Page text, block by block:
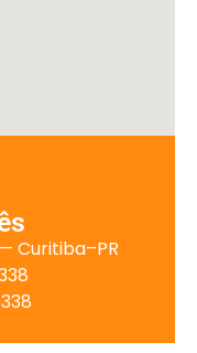
Curitiba–PR